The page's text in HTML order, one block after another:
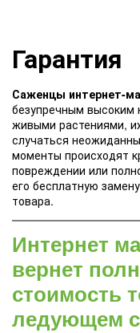
Гарантия
Саженцы интернет-
безупречным высоким
живыми растениями,
случаться
моменты происходят
повреждении или
его бесплатную
товара.
Интернет
вернет
стоимость
ледующем